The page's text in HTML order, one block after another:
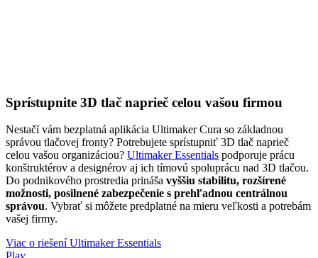
Sprístupnite 3D tlač naprieč celou vašou firmou
Nestačí vám bezplatná aplikácia Ultimaker Cura so základnou
správou tlačovej fronty? Potrebujete sprístupniť 3D tlač naprieč
celou vašou organizáciou? Ultimaker Essentials podporuje prácu
konštruktérov a designérov aj ich tímovú spoluprácu nad 3D tlačou.
Do podnikového prostredia prináša vyššiu stabilitu, rozšírené
možnosti, posilnené zabezpečenie s prehľadnou centrálnou
správou. Vybrať si môžete predplatné na mieru veľkosti a potrebám
vašej firmy.
Viac o riešení Ultimaker Essentials